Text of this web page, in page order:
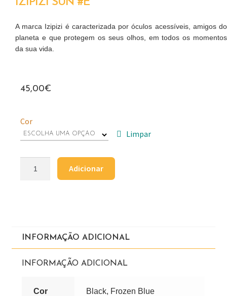
A marca Izipizi é caracterizada por óculos acessíveis, amigos do
planeta e que protegem os seus olhos, em todos os momentos
da sua vida.
45,00€
Cor
Limpar
Adicionar
INFORMAÇÃO ADICIONAL
INFORMAÇÃO ADICIONAL
Cor Black, Frozen Blue